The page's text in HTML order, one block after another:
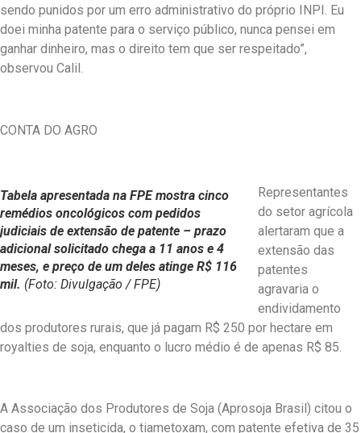
sendo punidos por um erro administrativo do próprio INPI. Eu
doei minha patente para o serviço público, nunca pensei em
ganhar dinheiro, mas o direito tem que ser respeitado”,
observou Calil.
CONTA DO AGRO
Tabela apresentada na FPE mostra cinco
remédios oncológicos com pedidos
judiciais de extensão de patente – prazo
adicional solicitado chega a 11 anos e 4
meses, e preço de um deles atinge R$ 116
mil. (Foto: Divulgação / FPE)
Representantes
do setor agrícola
alertaram que a
extensão das
patentes
agravaria o
endividamento
dos produtores rurais, que já pagam R$ 250 por hectare em
royalties de soja, enquanto o lucro médio é de apenas R$ 85.
A Associação dos Produtores de Soja (Aprosoja Brasil) citou o
caso de um inseticida, o tiametoxam, com patente efetiva de 35